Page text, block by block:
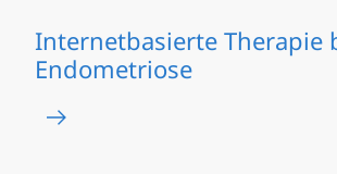
Internetbasierte Therapie
Endometriose